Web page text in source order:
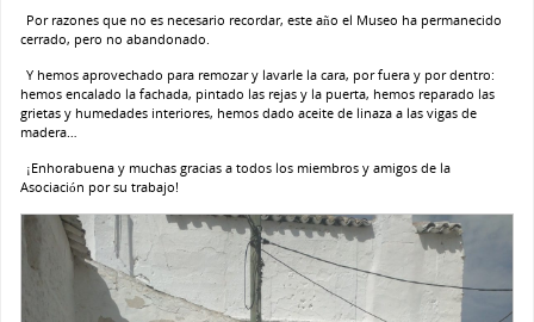
Por razones que no es necesario recordar, este año el Museo ha permanecido
cerrado, pero no abandonado.
Y hemos aprovechado para remozar y lavarle la cara, por fuera y por dentro:
hemos encalado la fachada, pintado las rejas y la puerta, hemos reparado las
grietas y humedades interiores, hemos dado aceite de linaza a las vigas de
madera…
¡Enhorabuena y muchas gracias a todos los miembros y amigos de la
Asociación por su trabajo!